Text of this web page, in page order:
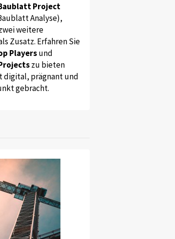
Project
Analyse),
weitere
Zusatz. Erfahren Sie
Playersund
zu bieten
digital, prägnant und
gebracht.